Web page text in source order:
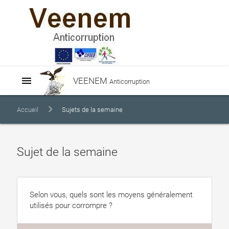
VEENEMAnticorruption
menu
Accueil Sujets de la semaine
Sujet de la semaine
Selon vous, quels sont les moyens généralement
utilisés pour corrompre ?